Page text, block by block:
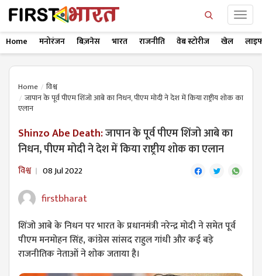
Home मनोरंजन बिज़नेस भारत राजनीति वेब स्टोरीज खेल
Home
विश्व
जापान के पूर्व पीएम शिंजो आबे का निधन, पीएम मोदी ने देश में किया राष्ट्रीय शोक का
एलान
Shinzo Abe Death:जापान के पूर्व पीएम शिंजो आबे का
निधन, पीएम मोदी ने देश में किया राष्ट्रीय शोक का एलान
विश्व 08 Jul 2022
firstbharat
शिंजो आबे के निधन पर भारत के प्रधानमंत्री नरेन्द्र मोदी ने समेत पूर्व
पीएम मनमोहन सिंह, कांग्रेस सांसद राहुल गांधी और कई बड़े
राजनीतिक नेताओं ने शोक जताया है।